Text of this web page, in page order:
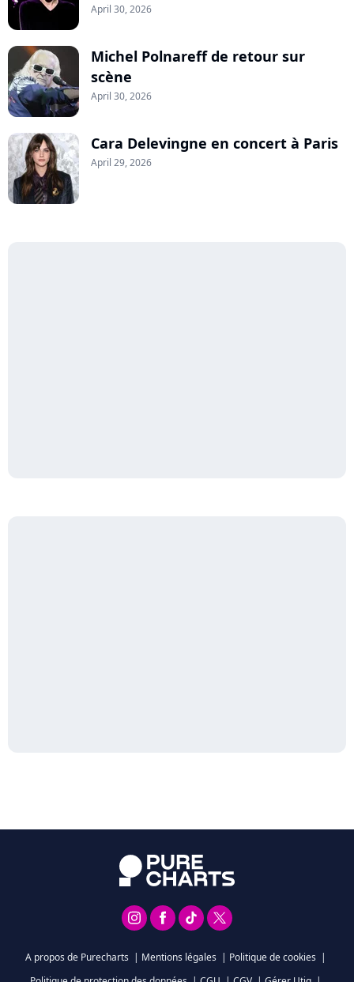
April 30, 2026
Michel Polnareff de retour sur
scène
April 30, 2026
Cara Delevingne en concert à Paris
April 29, 2026
A propos de Purecharts | Mentions légales | Politique de cookies |